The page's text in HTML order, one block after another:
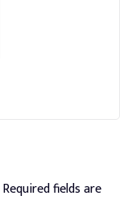
Required fields are